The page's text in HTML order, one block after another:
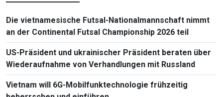
Die vietnamesische Futsal-Nationalmannschaft nimmt
an der Continental Futsal Championship 2026 teil
US-Präsident und ukrainischer Präsident beraten über
Wiederaufnahme von Verhandlungen mit Russland
Vietnam will 6G-Mobilfunktechnologie frühzeitig